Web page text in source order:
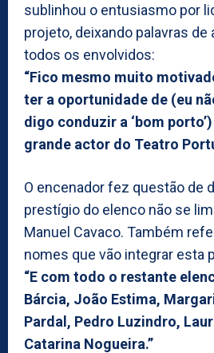
sublinhou o entusiasmo por
projeto, deixando palavras de
todos os envolvidos:
“Fico mesmo muito
ter a oportunidade de (eu
digo conduzir a ‘bom
grande actor do Teatro
O encenador fez questão de
prestígio do elenco não se
Manuel Cavaco. Também
nomes que vão integrar esta
“E com todo o restante
Bárcia, João Estima,
Pardal, Pedro Luzindro,
Catarina Nogueira.”